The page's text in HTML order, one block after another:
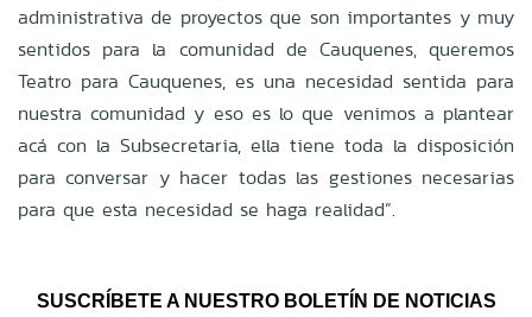
administrativa de proyectos que son importantes y muy
sentidos para la comunidad de Cauquenes, queremos
Teatro para Cauquenes, es una necesidad sentida para
nuestra comunidad y eso es lo que venimos a plantear
acá con la Subsecretaria, ella tiene toda la disposición
para conversar y hacer todas las gestiones necesarias
para que esta necesidad se haga realidad”.
SUSCRÍBETE A NUESTRO BOLETÍN DE NOTICIAS